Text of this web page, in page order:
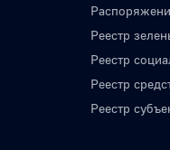
Реестр
Реестр
Реестр
Реестр